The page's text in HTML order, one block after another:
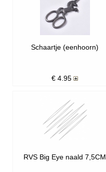
Schaartje (eenhoorn)
€ 4.95
RVS Big Eye naald 7,5CM